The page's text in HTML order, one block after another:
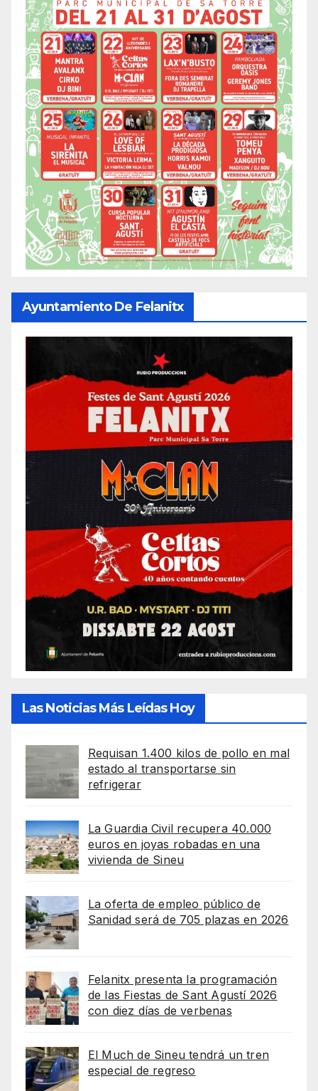
Ayuntamiento De Felanitx
Las Noticias Más Leídas Hoy
Requisan 1.400 kilos de pollo en mal
estado al transportarse sin
refrigerar
La Guardia Civil recupera 40.000
euros en joyas robadas en una
vivienda de Sineu
La oferta de empleo público de
Sanidad será de 705 plazas en 2026
Felanitx presenta la programación
de las Fiestas de Sant Agustí 2026
con diez días de verbenas
El Much de Sineu tendrá un tren
especial de regreso